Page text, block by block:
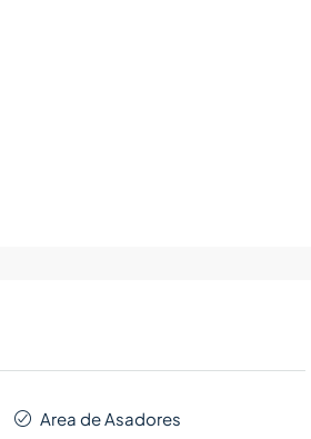
Area de Asadores